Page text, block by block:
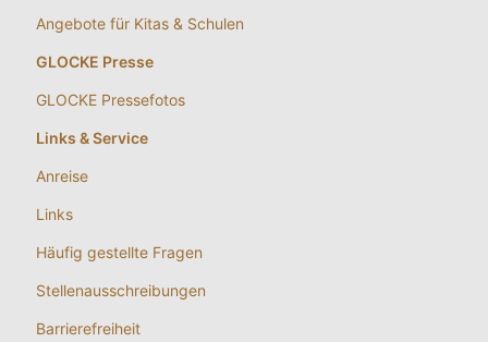
Angebote für Kitas & Schulen
GLOCKE Presse
GLOCKE Pressefotos
Links & Service
Anreise
Links
Häufig gestellte Fragen
Stellenausschreibungen
Barrierefreiheit